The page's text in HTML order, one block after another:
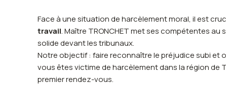
Face à une situation de harcèlement moral, il est
travail. Maître TRONCHET met ses compétentes
solide devant les tribunaux.
Notre objectif : faire reconnaître le préjudice subi et
vous êtes victime de harcèlement dans la région de
premier rendez-vous.